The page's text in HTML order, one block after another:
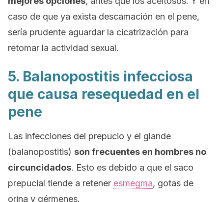
caso de que ya exista descamación en el pene,
sería prudente aguardar la cicatrización para
retomar la actividad sexual.
5. Balanopostitis infecciosa
que causa resequedad en el
pene
Las infecciones del prepucio y el glande
(balanopostitis) son frecuentes en hombres no
circuncidados. Esto es debido a que el saco
prepucial tiende a retener esmegma, gotas de
orina y gérmenes.